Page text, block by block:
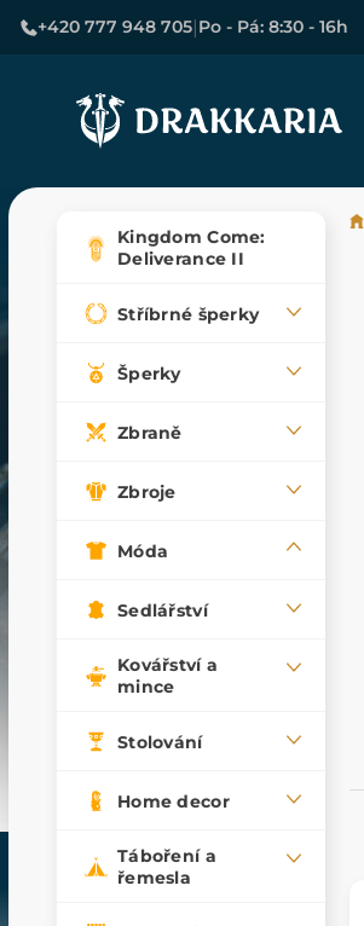
+420 777 948 705|Po - Pá: 8:30 - 16h
Kingdom Come:
Deliverance II
Stříbrné šperky
Šperky
Zbraně
Zbroje
Móda
Sedlářství
Kovářství a
mince
Stolování
Home decor
Táboření a
řemesla